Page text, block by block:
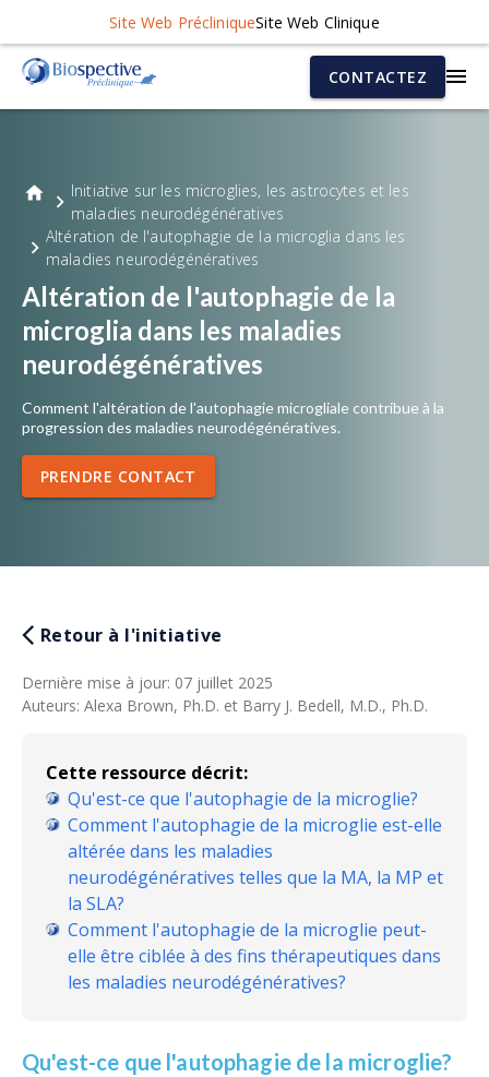
Site Web PrécliniqueSite Web Clinique
CONTACTEZ
Initiative sur les microglies, les astrocytes et les
maladies neurodégénératives
Altération de l'autophagie de la microglia dans les
maladies neurodégénératives
Altération de l'autophagie de la
microglia dans les maladies
neurodégénératives
Comment l'altération de l'autophagie microgliale contribue à la
progression des maladies neurodégénératives.
PRENDRE CONTACT
Retour à l'initiative
Dernière mise à jour: 07 juillet 2025
Auteurs: Alexa Brown, Ph.D. et Barry J. Bedell, M.D., Ph.D.
Cette ressource décrit:
Qu'est-ce que l'autophagie de la microglie?
Comment l'autophagie de la microglie est-elle
altérée dans les maladies
neurodégénératives telles que la MA, la MP et
la SLA?
Comment l'autophagie de la microglie peut-
elle être ciblée à des fins thérapeutiques dans
les maladies neurodégénératives?
Qu'est-ce que l'autophagie de la microglie?